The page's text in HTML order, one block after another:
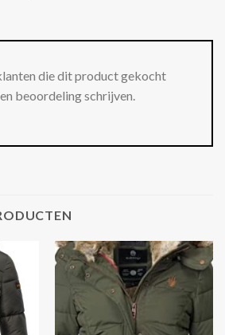
die dit product gekocht
beoordeling schrijven.